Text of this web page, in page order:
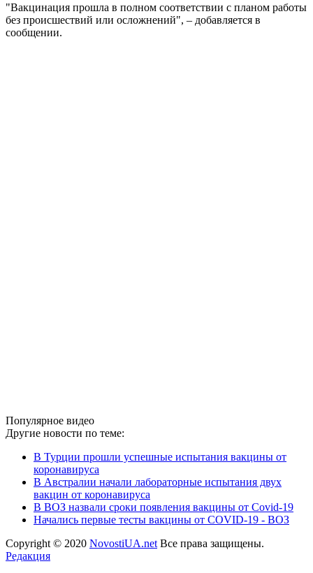
"Вакцинация прошла в полном соответствии с планом работы
без происшествий или осложнений", – добавляется в
сообщении.
Популярное видео
Другие новости по теме:
В Турции прошли успешные испытания вакцины от
коронавируса
В Австралии начали лабораторные испытания двух
вакцин от коронавируса
В ВОЗ назвали сроки появления вакцины от Covid-19
Начались первые тесты вакцины от COVID-19 - ВОЗ
Copyright © 2020 NovostiUA.net Все права защищены.
Редакция